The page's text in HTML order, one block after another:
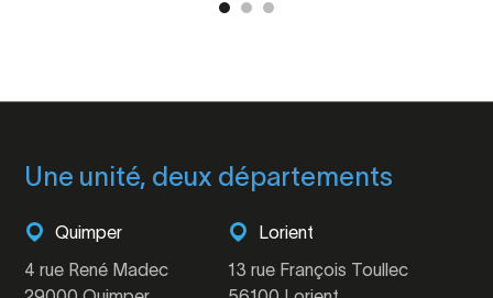
Une unité, deux départements
Quimper
4 rue René Madec
Lorient
13 rue François Toullec